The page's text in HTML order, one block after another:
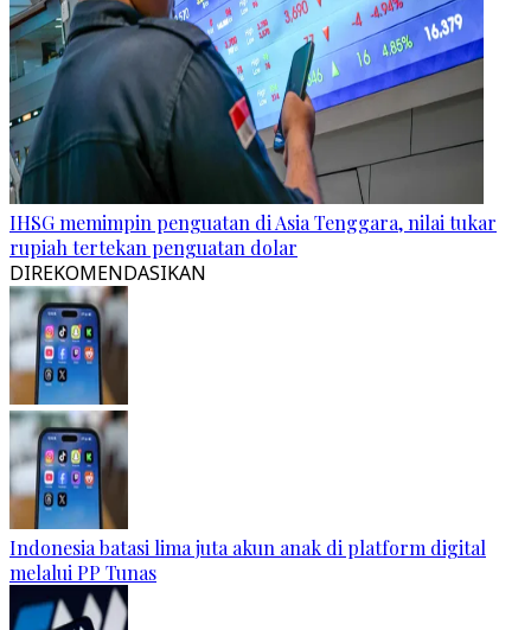
IHSG memimpin penguatan di Asia Tenggara, nilai tukar
rupiah tertekan penguatan dolar
DIREKOMENDASIKAN
Indonesia batasi lima juta akun anak di platform digital
melalui PP Tunas